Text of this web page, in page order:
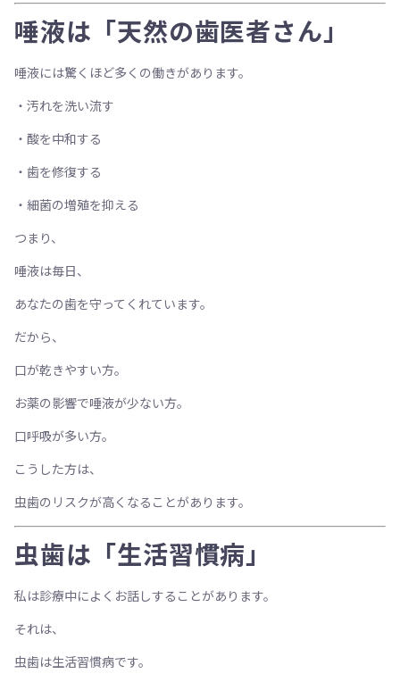
唾液は「天然の歯医者さん」
唾液には驚くほど多くの働きがあります。
・汚れを洗い流す
・酸を中和する
・歯を修復する
・細菌の増殖を抑える
つまり、
唾液は毎日、
あなたの歯を守ってくれています。
だから、
口が乾きやすい方。
お薬の影響で唾液が少ない方。
口呼吸が多い方。
こうした方は、
虫歯のリスクが高くなることがあります。
虫歯は「生活習慣病」
私は診療中によくお話しすることがあります。
それは、
虫歯は生活習慣病です。